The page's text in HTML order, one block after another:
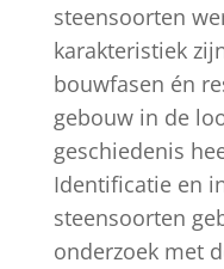
steensoorten
karakteristiek
bouwfasen én
gebouw in de
geschiedenis
Identificatie en
steensoorten
onderzoek met